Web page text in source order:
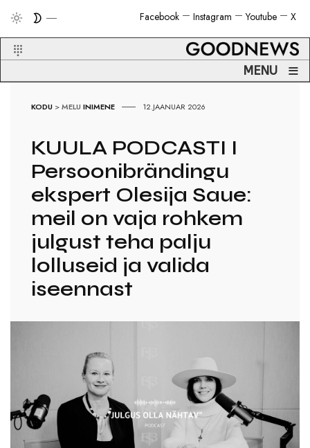
X
Youtube
Instagram
Facebook
MENU ≡
KODU >MELU INIMENE 12.JAANUAR 2026
KUULA PODCASTI I
Persoonibrändingu
ekspert Olesija Saue:
meil on vaja rohkem
julgust teha palju
lolluseid ja valida
iseennast